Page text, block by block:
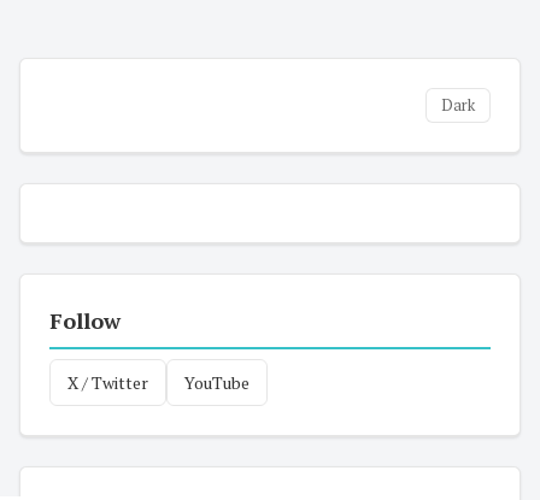
Dark
Follow
X / Twitter YouTube